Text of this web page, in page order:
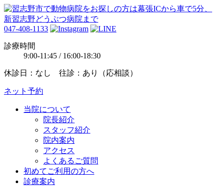
047-408-1133
診療時間
9:00-11:45 / 16:00-18:30
休診日：なし 往診：あり（応相談）
ネット予約
当院について
院長紹介
スタッフ紹介
院内案内
アクセス
よくあるご質問
初めてご利用の方へ
診療案内